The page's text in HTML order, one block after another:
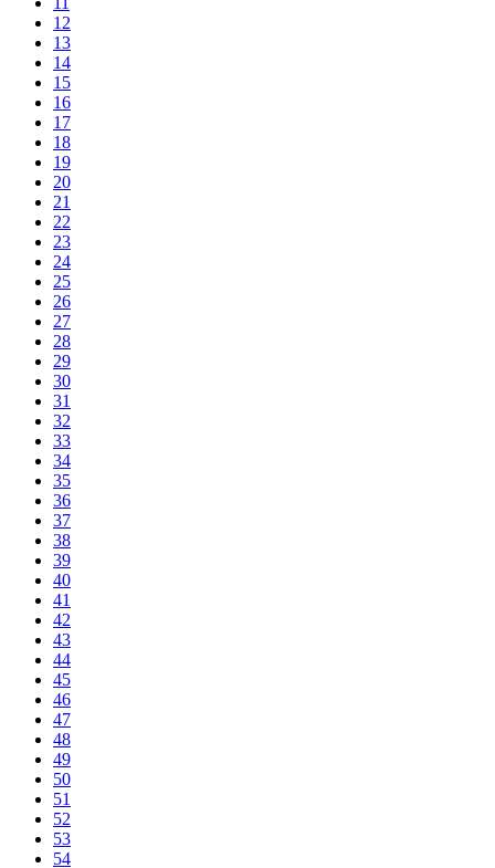
12
13
14
15
16
17
18
19
20
21
22
23
24
25
26
27
28
29
30
31
32
33
34
35
36
37
38
39
40
41
42
43
44
45
46
47
48
49
50
51
52
53
54